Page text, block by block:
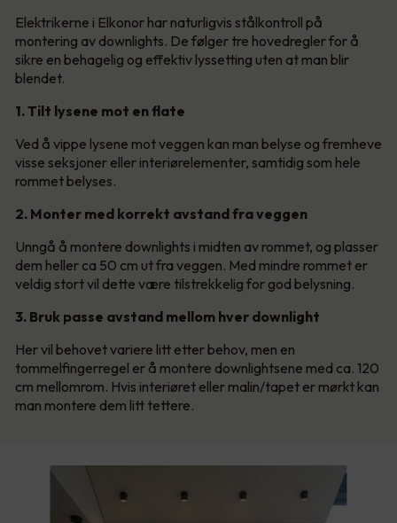
Elektrikerne i Elkonor har naturligvis stålkontroll på
montering av downlights. De følger tre hovedregler for å
sikre en behagelig og effektiv lyssetting uten at man blir
blendet.
1. Tilt lysene mot en flate
Ved å vippe lysene mot veggen kan man belyse og fremheve
visse seksjoner eller interiørelementer, samtidig som hele
rommet belyses.
2. Monter med korrekt avstand fra veggen
Unngå å montere downlights i midten av rommet, og plasser
dem heller ca 50 cm ut fra veggen. Med mindre rommet er
veldig stort vil dette være tilstrekkelig for god belysning.
3. Bruk passe avstand mellom hver downlight
Her vil behovet variere litt etter behov, men en
tommelfingerregel er å montere downlightsene med ca. 120
cm mellomrom. Hvis interiøret eller malin/tapet er mørkt kan
man montere dem litt tettere.